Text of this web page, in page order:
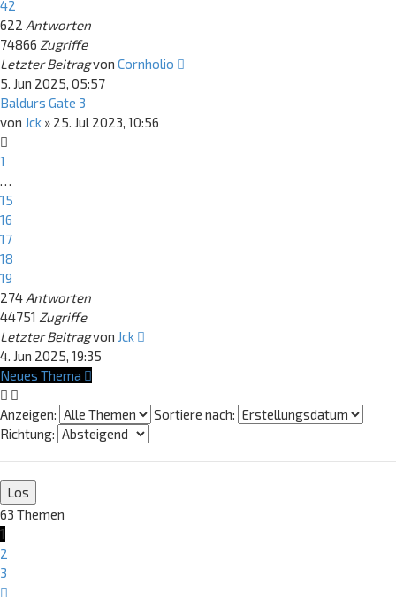
42
622 Antworten
74866 Zugriffe
Letzter Beitragvon Cornholio
5. Jun 2025, 05:57
Baldurs Gate 3
von Jck » 25. Jul 2023, 10:56
1
…
15
16
17
18
19
274 Antworten
44751 Zugriffe
Letzter Beitragvon Jck
4. Jun 2025, 19:35
Neues Thema
Anzeigen:
Sortiere nach:
Richtung:
63 Themen
1
2
3